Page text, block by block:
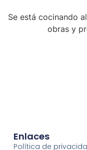
Se está cocinando
obras y
Enlaces
Política de